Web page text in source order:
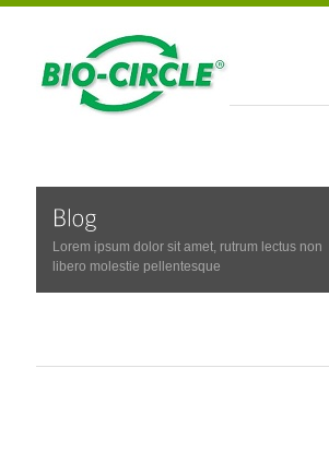
Lorem ipsum dolor sit amet, rutrum lectus non
libero molestie pellentesque